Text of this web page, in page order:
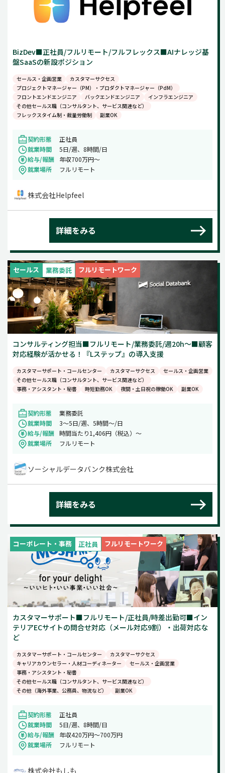
BizDev■正社員/フルリモート/フルフレックス■AIナレッジ基
盤SaaSの新設ポジション
セールス・企画営業
カスタマーサクセス
プロジェクトマネージャー（PM）・プロダクトマネージャー（PdM）
フロントエンドエンジニア
バックエンドエンジニア
インフラエンジニア
その他セールス職（コンサルタント、サービス関連など）
フレックスタイム制・裁量労働制
副業OK
契約形態
正社員
就業時間
5日/週、8時間/日
給与/報酬
年収700万円～
就業場所
フルリモート
株式会社Helpfeel
詳細をみる
セールス 業務委託 フルリモートワーク
コンサルティング担当■フルリモート/業務委託/週20h～■顧客
対応経験が活かせる！『Lステップ』の導入支援
カスタマーサポート・コールセンター カスタマーサクセス
セールス・企画営業
その他セールス職（コンサルタント、サービス関連など）
事務・アシスタント・秘書
時短勤務OK 夜間・土日祝の稼働OK 副業OK
契約形態
業務委託
就業時間
3～5日/週、5時間～/日
給与/報酬 時間当たり1,406円（税込）～
就業場所
フルリモート
ソーシャルデータバンク株式会社
詳細をみる
コーポレート・事務 正社員 フルリモートワーク
カスタマーサポート■フルリモート/正社員/時差出勤可■イン
テリアECサイトの問合せ対応（メール対応9割）・出荷対応な
ど
カスタマーサポート・コールセンター
カスタマーサクセス
キャリアカウンセラー・人材コーディネーター
セールス・企画営業
事務・アシスタント・秘書
その他セールス職（コンサルタント、サービス関連など）
その他（海外事業、公務員、物流など）
副業OK
契約形態
正社員
就業時間
5日/週、8時間/日
給与/報酬
年収420万円～700万円
就業場所
フルリモート
株式会社もしも